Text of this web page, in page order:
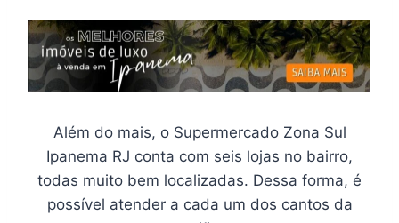
Além do mais, o Supermercado Zona Sul
Ipanema RJ conta com seis lojas no bairro,
todas muito bem localizadas. Dessa forma, é
possível atender a cada um dos cantos da